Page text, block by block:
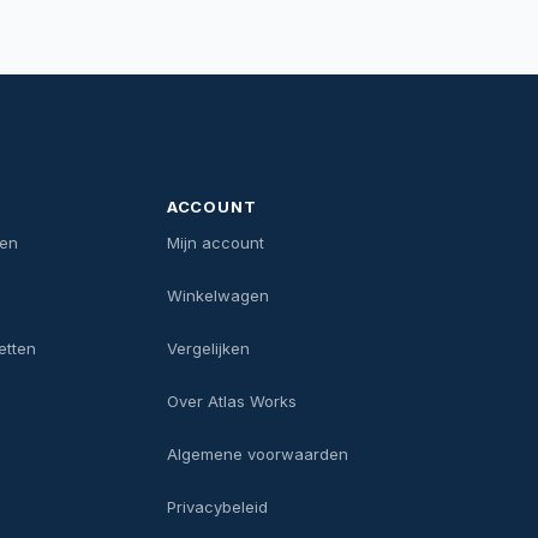
ACCOUNT
Mijn account
Winkelwagen
Vergelijken
Over Atlas Works
Algemene voorwaarden
Privacybeleid